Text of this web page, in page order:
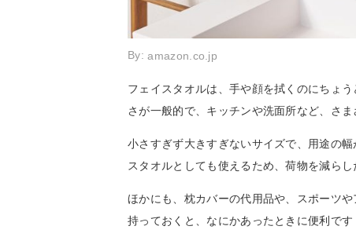
By:amazon.co.jp
フェイスタオルは、手や顔を拭くのにちょ
さが一般的で、キッチンや洗面所など、さま
小さすぎず大きすぎないサイズで、用途の
スタオルとしても使えるため、荷物を減ら
ほかにも、枕カバーの代用品や、スポーツ
持っておくと、なにかあったときに便利です